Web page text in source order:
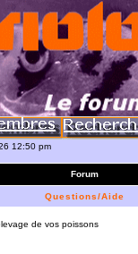
12:50 pm
Forum
Questions/Aide
de vos poissons